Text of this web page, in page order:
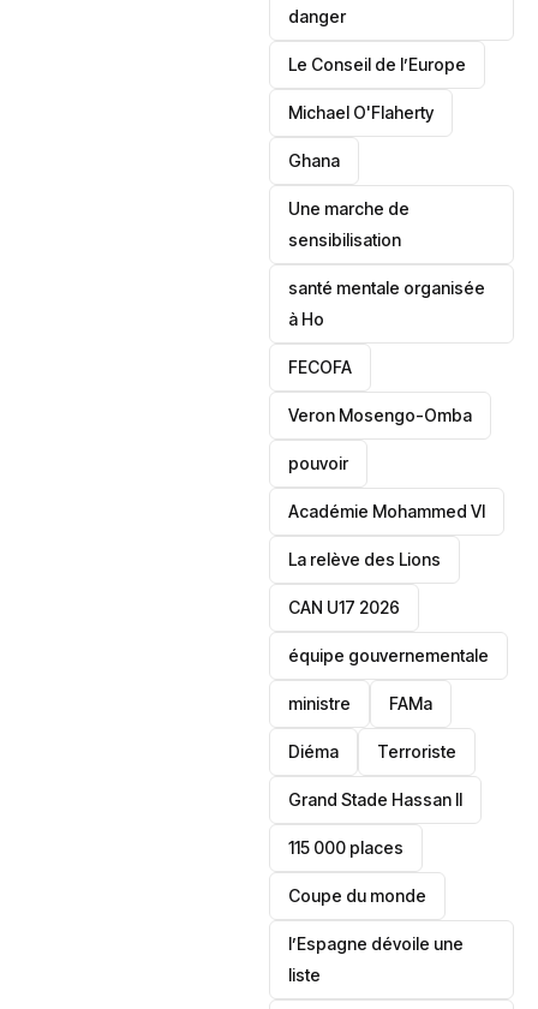
danger
‎Le Conseil de l’Europe
Michael O'Flaherty
‎Ghana
Une marche de
sensibilisation
santé mentale organisée
à Ho
‎FECOFA
Veron Mosengo-Omba
pouvoir
Académie Mohammed VI
La relève des Lions
CAN U17 2026
équipe gouvernementale
ministre FAMa
Diéma Terroriste
Grand Stade Hassan II
115 000 places
‎Coupe du monde
l’Espagne dévoile une
liste